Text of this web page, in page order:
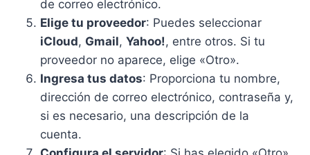
de correo electrónico.
Elige tu proveedor: Puedes seleccionar
iCloud, Gmail, Yahoo!, entre otros. Si tu
proveedor no aparece, elige «Otro».
Ingresa tus datos: Proporciona tu nombre,
dirección de correo electrónico, contraseña y,
si es necesario, una descripción de la
cuenta.